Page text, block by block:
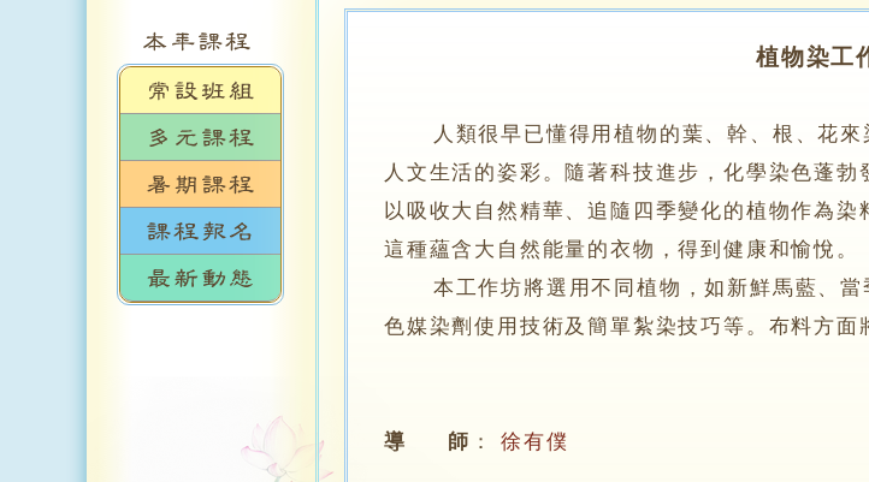
植物染工
人類很早已懂得用植物的葉、幹、根、花來
人文生活的姿彩。隨著科技進步，化學染色蓬
以吸收大自然精華、追隨四季變化的植物作為
這種蘊含大自然能量的衣物，得到健康和愉悅。
本工作坊將選用不同植物，如新鮮馬藍、當
色媒染劑使用技術及簡單紮染技巧等。布料方面
導 師 ： 徐有僕